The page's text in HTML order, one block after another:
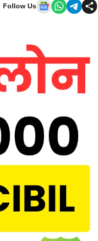
Follow Us